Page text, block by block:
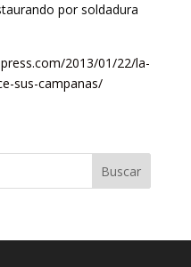
por soldadura
2013/01/22/la-
sus-campanas/